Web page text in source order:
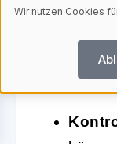
Fisch
Wir nutzen Cookies